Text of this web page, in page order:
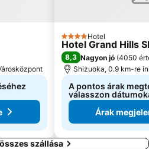
4 Kategória
Hotel
Hotel Grand Hills
8,3 Nagyon jó (4050
Shizuoka, 0.9 km-re
A pontos árak
válasszon
Árak
szállása